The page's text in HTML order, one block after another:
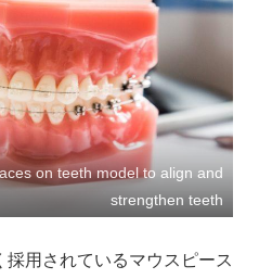
on teeth model to align and
strengthen teeth
用されているマウスピース